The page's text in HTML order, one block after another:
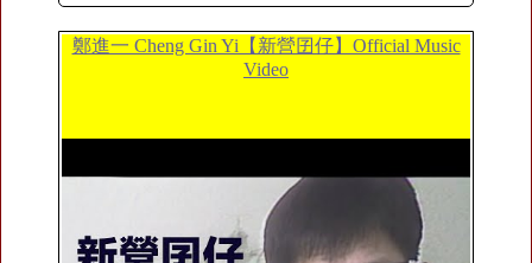
鄭進一 Cheng Gin Yi【新營囝仔】Official Music
Video